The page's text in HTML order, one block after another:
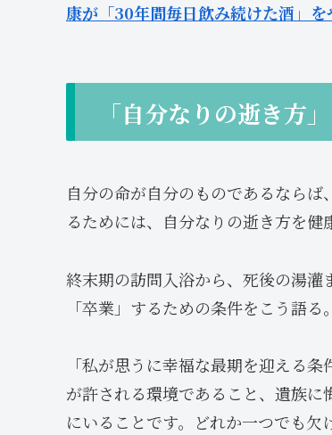
康が「30年間毎日飲み続けた酒」を
「自分なりの逝き方
自分の命が自分のものであるなら
るためには、自分なりの逝き方を健
終末期の訪問入浴から、死後の湯
「卒業」するための条件をこう語る。
「私が思うに幸福な最期を迎える
が許される環境であること、遺族
にいることです。どれか一つでも